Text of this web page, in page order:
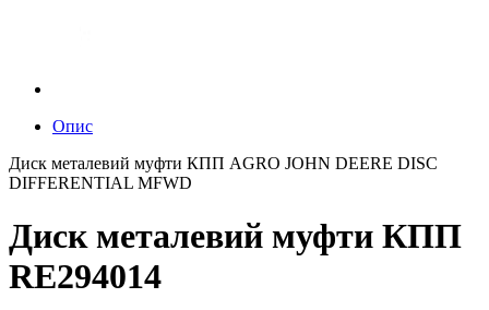
Опис
Диск металевий муфти КПП AGRO JOHN DEERE DISC
DIFFERENTIAL MFWD
Диск металевий муфти КПП
RE294014